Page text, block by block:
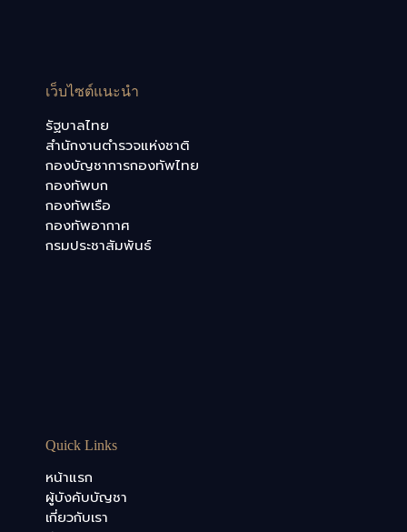
เว็บไซต์แนะนำ
รัฐบาลไทย
สำนักงานตำรวจแห่งชาติ
กองบัญชาการกองทัพไทย
กองทัพบก
กองทัพเรือ
กองทัพอากาศ
กรมประชาสัมพันธ์
Quick Links
หน้าแรก
ผู้บังคับบัญชา
เกี่ยวกับเรา